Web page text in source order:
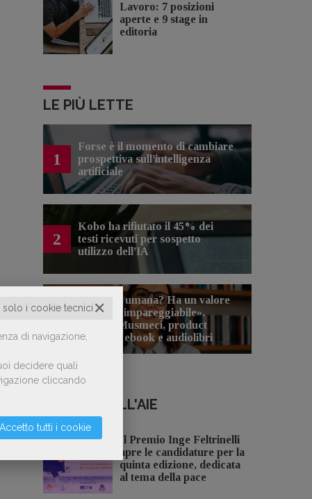
✕
solo i cookie tecnici
di navigazione,
decidere quali
cliccando
Accetto tutti i cookie
Lavoro: 7 posizioni
aperte e 9 stage in
editoria
LE PIÙ LETTE
1
Forse è il momento di cambiare
prospettiva sull’intelligenza
artificiale
2
Kobo ha rifiutato il 45% dei
testi ricevuti per sospetto
utilizzo dell’IA
«La voce umana? Ha un valore
aggiunto impareggiabile».
Simona Musmeci, product
manager ebook e audiolibri
NOTIZIE DALL'AIE
Il Premio Inge Feltrinelli
apre le candidature per la
quinta edizione, dedicata
al tema della pace